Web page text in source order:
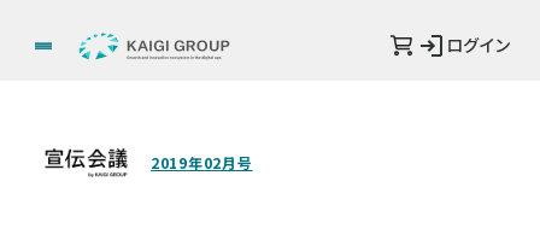
ログイン
2019年02月号